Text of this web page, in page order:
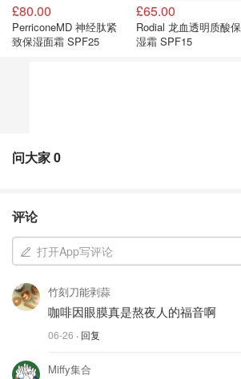
£80.00
PerriconeMD 神经肽紧
致保湿面霜 SPF25
£65.00
Rodial 龙血透明质酸保
湿霜 SPF15
问大家0
评论
打开App写评论
竹刻刀能剥蒜
咖啡因眼膜真是熬夜人的福音啊
06-26 · 回复
Miffy集合